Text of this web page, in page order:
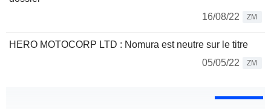
16/08/22
ZM
HERO MOTOCORP LTD : Nomura est neutre sur le titre
05/05/22
ZM